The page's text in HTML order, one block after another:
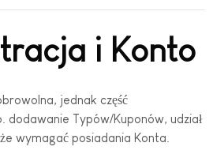
i Konto
jednak część
dodawanie Typów/Kuponów, udział
wymagać posiadania Konta.